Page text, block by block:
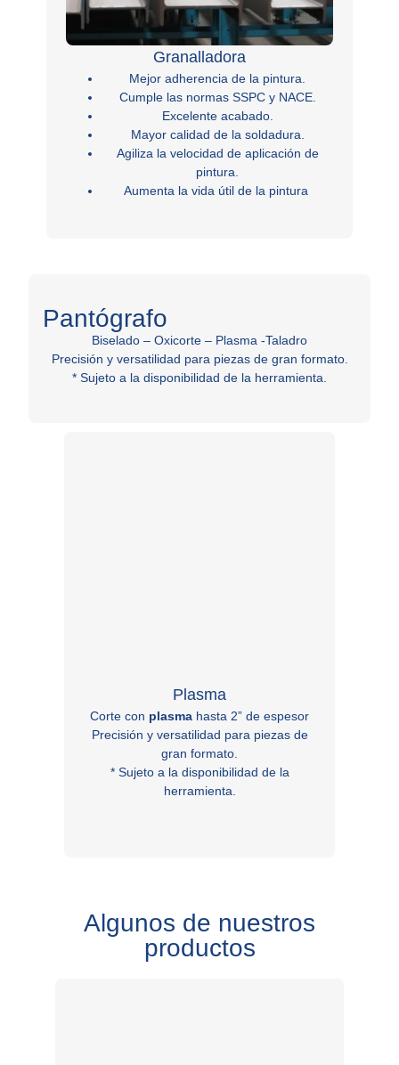
Granalladora
Mejor adherencia de la pintura.
Cumple las normas SSPC y NACE.
Excelente acabado.
Mayor calidad de la soldadura.
Agiliza la velocidad de aplicación de
pintura.
Aumenta la vida útil de la pintura
Pantógrafo
Biselado – Oxicorte – Plasma -Taladro
Precisión y versatilidad para piezas de gran formato.
* Sujeto a la disponibilidad de la herramienta.
Plasma
Corte con plasma hasta 2” de espesor
Precisión y versatilidad para piezas de
gran formato.
* Sujeto a la disponibilidad de la
herramienta.
Algunos de nuestros
productos